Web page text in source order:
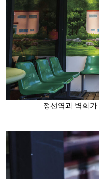
정선역과 벽화